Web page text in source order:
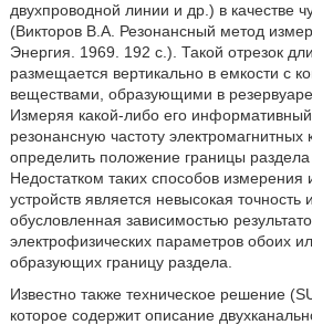
двухпроводной линии и др.) в качестве
(Викторов В.А. Резонансный метод
Энергия. 1969. 192 с.). Такой отрезок
размещается вертикально в емкости с
веществами, образующими в резервуаре
Измеряя какой-либо его информативный
резонансную частоту
определить положение границы раздела
Недостатком таких способов
устройств является невысокая точность
обусловленная зависимостью
электрофизических параметров обоих
образующих границу раздела.
Известно также техническое решение
которое содержит описание